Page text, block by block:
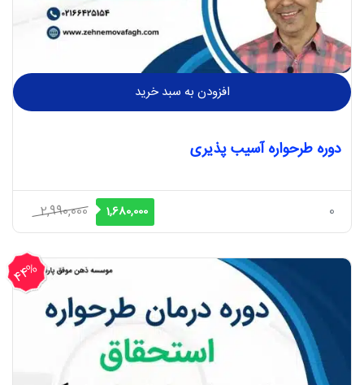
افزودن به سبد خرید
دوره طرحواره آسیب پذیری
0
2,990,000
قیمت
اصلی
2,990,000 ریال
1,680,000 قیمت
فعلی
1,680,000 ریال
44%
تخفیف